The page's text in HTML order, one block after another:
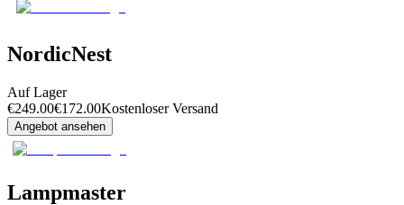
NordicNest
Auf Lager
€249.00€172.00Kostenloser Versand
Angebot ansehen
Lampmaster